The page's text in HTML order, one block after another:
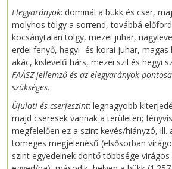
Elegyarányok: dominál a bükk és cser,
molyhos tölgy a sorrend, továbbá
kocsánytalan tölgy, mezei juhar,
erdei fenyő, hegyi- és korai juhar, magas
akác, kislevelű hárs, mezei szil és hegyi
FAÁSZ jellemző és az elegyarányok
szükséges.
Újulati és cserjeszint: legnagyobb
majd cseresek vannak a területen;
megfelelően ez a szint kevés/hiányzó, ill.
tömeges megjelenésű (elsősorban
szint egyedeinek döntő többsége virágos